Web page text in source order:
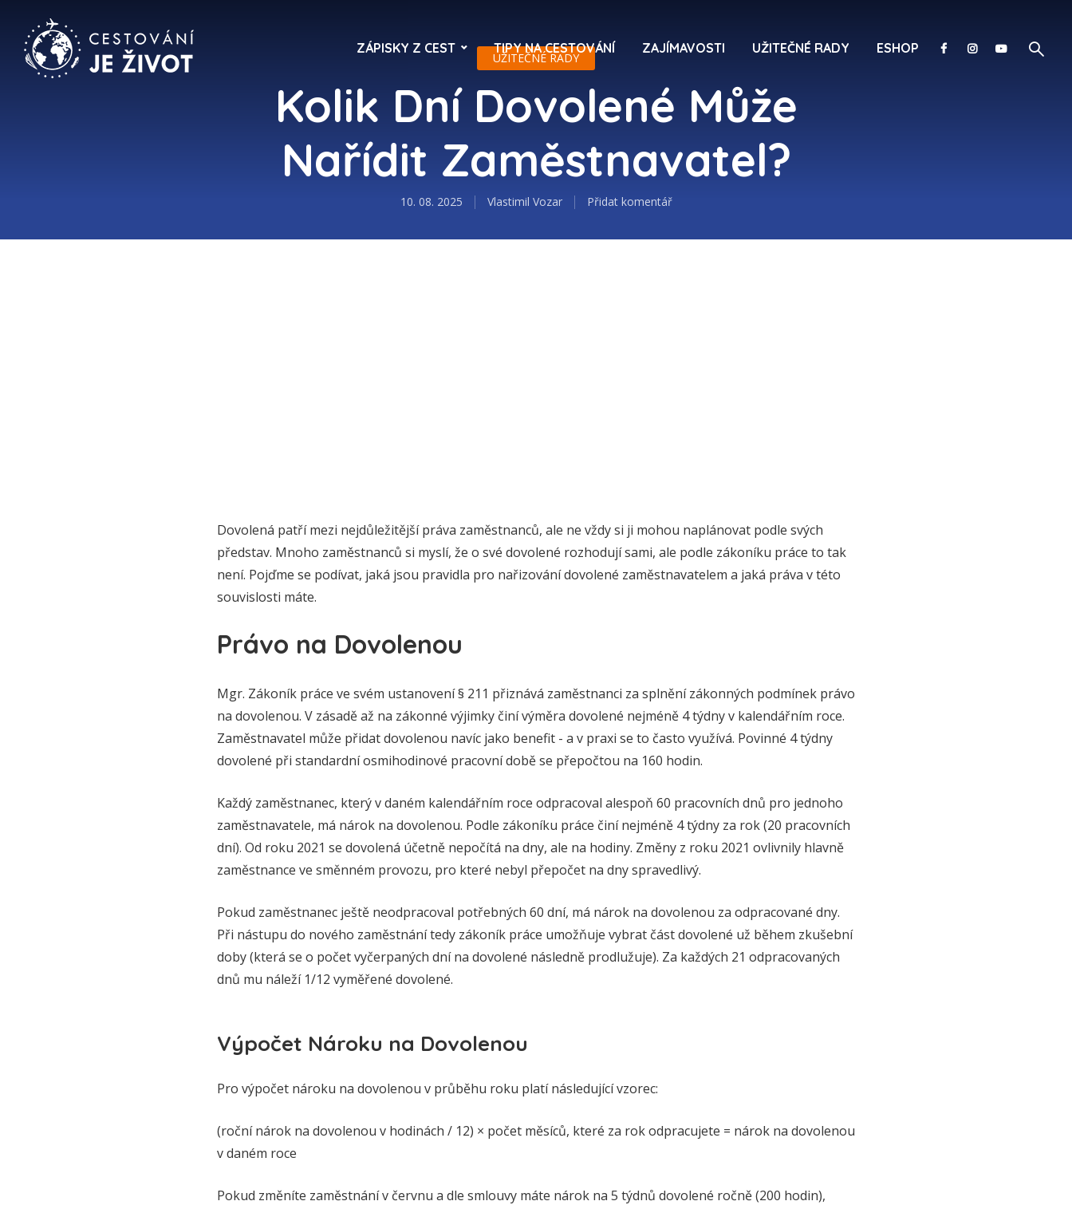
ZÁPISKY Z CEST TIPY NA CESTOVÁNÍ ZAJÍMAVOSTI UŽITEČNÉ RADY ESHOP
UŽITEČNÉ RADY
Kolik Dní Dovolené Může
Nařídit Zaměstnavatel?
10. 08. 2025 Vlastimil Vozar Přidat komentář
Dovolená patří mezi nejdůležitější práva zaměstnanců, ale ne vždy si ji mohou naplánovat podle svých
představ. Mnoho zaměstnanců si myslí, že o své dovolené rozhodují sami, ale podle zákoníku práce to tak
není. Pojďme se podívat, jaká jsou pravidla pro nařizování dovolené zaměstnavatelem a jaká práva v této
souvislosti máte.
Právo na Dovolenou
Mgr. Zákoník práce ve svém ustanovení § 211 přiznává zaměstnanci za splnění zákonných podmínek právo
na dovolenou. V zásadě až na zákonné výjimky činí výměra dovolené nejméně 4 týdny v kalendářním roce.
Zaměstnavatel může přidat dovolenou navíc jako benefit - a v praxi se to často využívá. Povinné 4 týdny
dovolené při standardní osmihodinové pracovní době se přepočtou na 160 hodin.
Každý zaměstnanec, který v daném kalendářním roce odpracoval alespoň 60 pracovních dnů pro jednoho
zaměstnavatele, má nárok na dovolenou. Podle zákoníku práce činí nejméně 4 týdny za rok (20 pracovních
dní). Od roku 2021 se dovolená účetně nepočítá na dny, ale na hodiny. Změny z roku 2021 ovlivnily hlavně
zaměstnance ve směnném provozu, pro které nebyl přepočet na dny spravedlivý.
Pokud zaměstnanec ještě neodpracoval potřebných 60 dní, má nárok na dovolenou za odpracované dny.
Při nástupu do nového zaměstnání tedy zákoník práce umožňuje vybrat část dovolené už během zkušební
doby (která se o počet vyčerpaných dní na dovolené následně prodlužuje). Za každých 21 odpracovaných
dnů mu náleží 1/12 vyměřené dovolené.
Výpočet Nároku na Dovolenou
Pro výpočet nároku na dovolenou v průběhu roku platí následující vzorec:
(roční nárok na dovolenou v hodinách / 12) × počet měsíců, které za rok odpracujete = nárok na dovolenou
v daném roce
Pokud změníte zaměstnání v červnu a dle smlouvy máte nárok na 5 týdnů dovolené ročně (200 hodin),